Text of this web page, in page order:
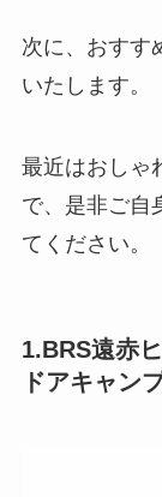
次に、おすす
いたします。
最近はおしゃ
で、是非ご自
てください。
1.BRS遠赤
ドアキャン